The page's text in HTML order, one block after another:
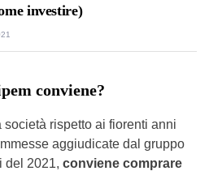
investire)
conviene?
rispetto ai fiorenti anni
aggiudicate dal gruppo
del 2021, conviene comprare